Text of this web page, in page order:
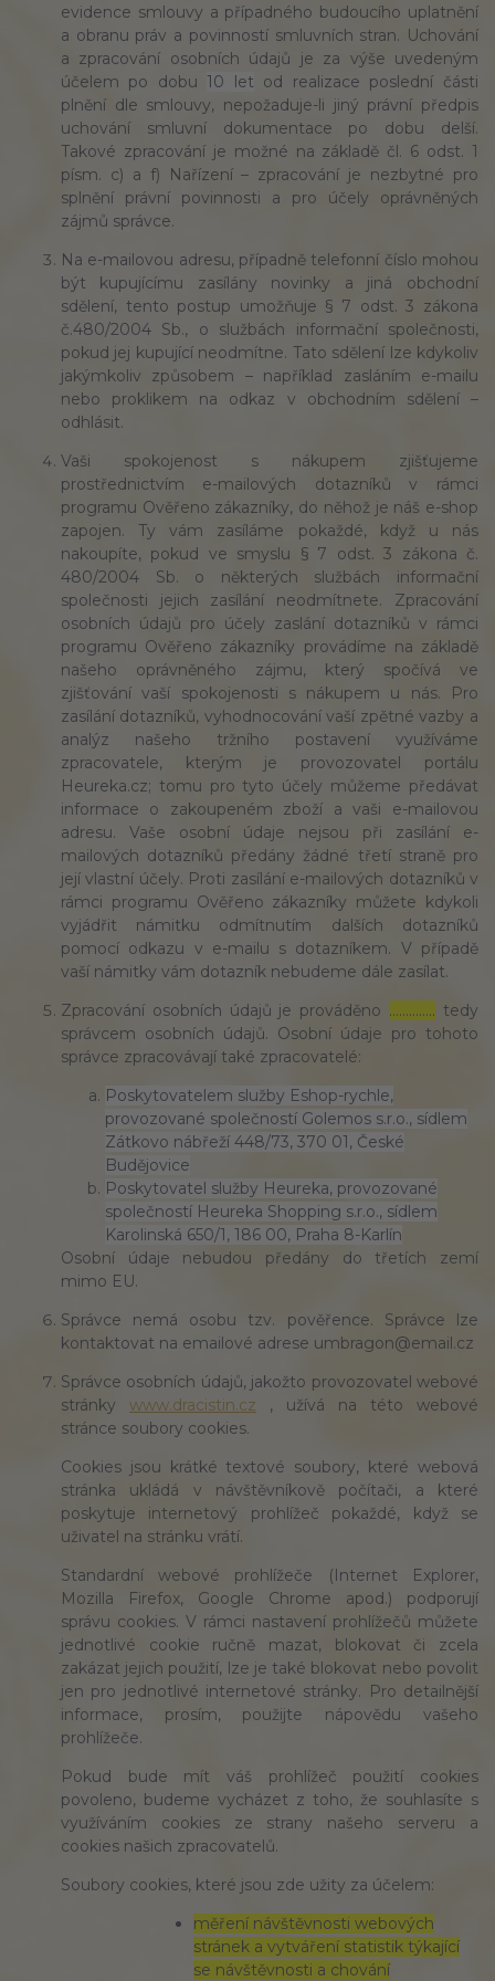
evidence smlouvy a případného budoucího uplatnění
a obranu práv a povinností smluvních stran. Uchování
a zpracování osobních údajů je za výše uvedeným
účelem po dobu 10 let od realizace poslední části
plnění dle smlouvy, nepožaduje-li jiný právní předpis
uchování smluvní dokumentace po dobu delší.
Takové zpracování je možné na základě čl. 6 odst. 1
písm. c) a f) Nařízení – zpracování je nezbytné pro
splnění právní povinnosti a pro účely oprávněných
zájmů správce.
Na e-mailovou adresu, případně telefonní číslo mohou
být kupujícímu zasílány novinky a jiná obchodní
sdělení, tento postup umožňuje § 7 odst. 3 zákona
č.480/2004 Sb., o službách informační společnosti,
pokud jej kupující neodmítne. Tato sdělení lze kdykoliv
jakýmkoliv způsobem – například zasláním e-mailu
nebo proklikem na odkaz v obchodním sdělení –
odhlásit.
Vaši spokojenost s nákupem zjišťujeme
prostřednictvím e-mailových dotazníků v rámci
programu Ověřeno zákazníky, do něhož je náš e-shop
zapojen. Ty vám zasíláme pokaždé, když u nás
nakoupíte, pokud ve smyslu § 7 odst. 3 zákona č.
480/2004 Sb. o některých službách informační
společnosti jejich zasílání neodmítnete. Zpracování
osobních údajů pro účely zaslání dotazníků v rámci
programu Ověřeno zákazníky provádíme na základě
našeho oprávněného zájmu, který spočívá ve
zjišťování vaší spokojenosti s nákupem u nás. Pro
zasílání dotazníků, vyhodnocování vaší zpětné vazby a
analýz našeho tržního postavení využíváme
zpracovatele, kterým je provozovatel portálu
Heureka.cz; tomu pro tyto účely můžeme předávat
informace o zakoupeném zboží a vaši e-mailovou
adresu. Vaše osobní údaje nejsou při zasílání e-
mailových dotazníků předány žádné třetí straně pro
její vlastní účely. Proti zasílání e-mailových dotazníků v
rámci programu Ověřeno zákazníky můžete kdykoli
vyjádřit námitku odmítnutím dalších dotazníků
pomocí odkazu v e-mailu s dotazníkem. V případě
vaší námitky vám dotazník nebudeme dále zasílat.
Zpracování osobních údajů je prováděno ………….. tedy
správcem osobních údajů. Osobní údaje pro tohoto
správce zpracovávají také zpracovatelé:
Poskytovatelem služby Eshop-rychle,
provozované společností Golemos s.r.o., sídlem
Zátkovo nábřeží 448/73, 370 01, České
Budějovice
Poskytovatel služby Heureka, provozované
společností Heureka Shopping s.r.o., sídlem
Karolinská 650/1, 186 00, Praha 8-Karlín
Osobní údaje nebudou předány do třetích zemí
mimo EU.
Správce nemá osobu tzv. pověřence. Správce lze
kontaktovat na emailové adrese umbragon@email.cz
Správce osobních údajů, jakožto provozovatel webové
stránky www.dracistin.cz , užívá na této webové
stránce soubory cookies.
Cookies jsou krátké textové soubory, které webová
stránka ukládá v návštěvníkově počítači, a které
poskytuje internetový prohlížeč pokaždé, když se
uživatel na stránku vrátí.
Standardní webové prohlížeče (Internet Explorer,
Mozilla Firefox, Google Chrome apod.) podporují
správu cookies. V rámci nastavení prohlížečů můžete
jednotlivé cookie ručně mazat, blokovat či zcela
zakázat jejich použití, lze je také blokovat nebo povolit
jen pro jednotlivé internetové stránky. Pro detailnější
informace, prosím, použijte nápovědu vašeho
prohlížeče.
Pokud bude mít váš prohlížeč použití cookies
povoleno, budeme vycházet z toho, že souhlasíte s
využíváním cookies ze strany našeho serveru a
cookies našich zpracovatelů.
Soubory cookies, které jsou zde užity za účelem:
měření návštěvnosti webových
stránek a vytváření statistik týkající
se návštěvnosti a chování